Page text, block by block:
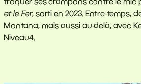
et le Fer, sorti en 2023. Entre-temps,
Montana, mais aussi au-delà, avec
Niveau4.